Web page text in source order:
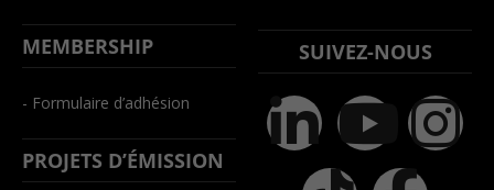
MEMBERSHIP
- Formulaire d’adhésion
PROJETS D’ÉMISSION
SUIVEZ-NOUS